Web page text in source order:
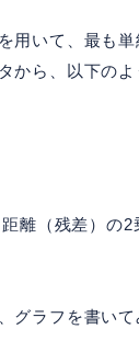
用いて、最も単
から、以下の
（残差）の2
グラフを書い